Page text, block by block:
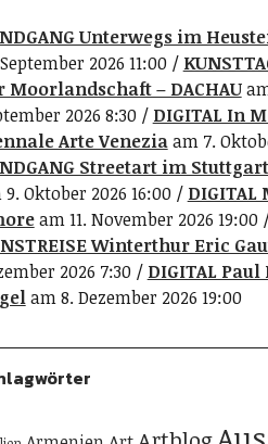
Unterwegs im
2026 11:00
Moorlandschaft – DACHAU
2026 8:30
DIGITAL In
Arte Veneziaam 7.
Streetart im
Oktober 2026 16:00
am 11. November 2026 19:00
Winterthur Eric
2026 7:30
DIGITAL
am 8. Dezember 2026 19:00